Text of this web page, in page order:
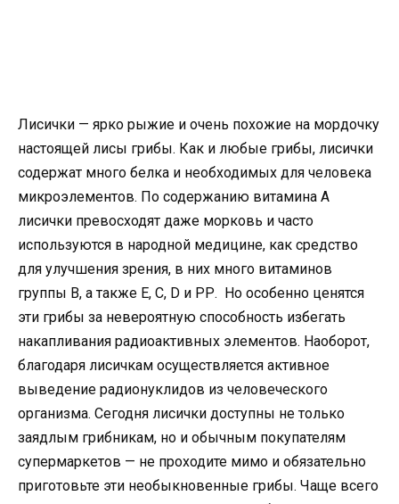
Лисички — ярко рыжие и очень похожие на мордочку
настоящей лисы грибы. Как и любые грибы, лисички
содержат много белка и необходимых для человека
микроэлементов. По содержанию витамина А
лисички превосходят даже морковь и часто
используются в народной медицине, как средство
для улучшения зрения, в них много витаминов
группы В, а также Е, C, D и РР. Но особенно ценятся
эти грибы за невероятную способность избегать
накапливания радиоактивных элементов. Наоборот,
благодаря лисичкам осуществляется активное
выведение радионуклидов из человеческого
организма. Сегодня лисички доступны не только
заядлым грибникам, но и обычным покупателям
супермаркетов — не проходите мимо и обязательно
приготовьте эти необыкновенные грибы. Чаще всего